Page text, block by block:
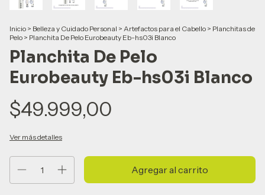
Inicio > Belleza y Cuidado Personal > Artefactos para el Cabello > Planchitas de
Pelo > Planchita De Pelo Eurobeauty Eb-hs03i Blanco
Planchita De Pelo
Eurobeauty Eb-hs03i Blanco
$49.999,00
Ver más detalles